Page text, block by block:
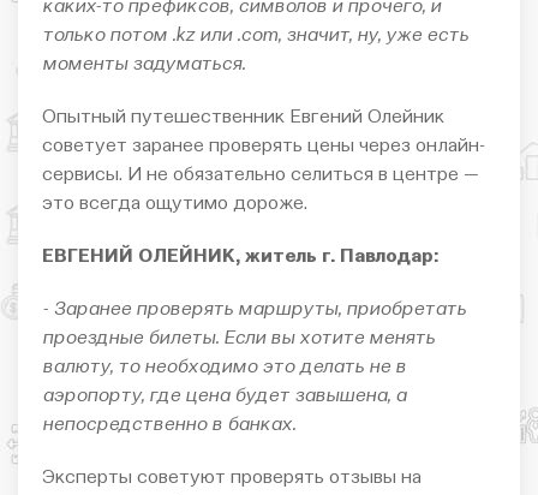
каких-то префиксов, символов и прочего, и
только потом .kz или .com, значит, ну, уже есть
моменты задуматься.
Опытный путешественник Евгений Олейник
советует заранее проверять цены через онлайн-
сервисы. И не обязательно селиться в центре —
это всегда ощутимо дороже.
ЕВГЕНИЙ ОЛЕЙНИК, житель г. Павлодар:
- Заранее проверять маршруты, приобретать
проездные билеты. Если вы хотите менять
валюту, то необходимо это делать не в
аэропорту, где цена будет завышена, а
непосредственно в банках.
Эксперты советуют проверять отзывы на